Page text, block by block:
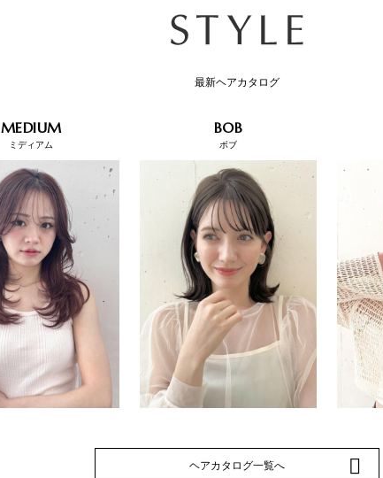
最新ヘアカタログ
MEDIUM
ミディアム
BOB
ボブ
ヘアカタログ一覧へ